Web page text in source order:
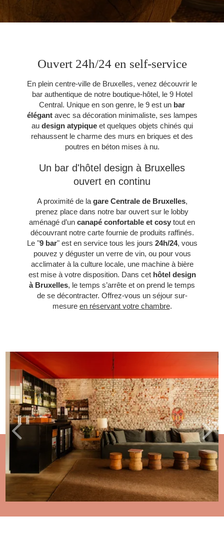
Ouvert 24h/24 en self-service
En plein centre-ville de Bruxelles, venez découvrir le
bar authentique de notre boutique-hôtel, le 9 Hotel
Central. Unique en son genre, le 9 est un bar
élégantavec sa décoration minimaliste, ses lampes
au design atypiqueet quelques objets chinés qui
rehaussent le charme des murs en briques et des
poutres en béton mises à nu.
Un bar d'hôtel design à Bruxelles
ouvert en continu
A proximité de lagare Centrale de Bruxelles,
prenez place dans notre bar ouvert sur le lobby
aménagé d’un canapé confortable et cosy tout en
découvrant notre carte fournie de produits raffinés.
Le "9 bar" est en service tous les jours 24h/24, vous
pouvez y déguster un verre de vin, ou pour vous
acclimater à la culture locale, une machine à bière
est mise à votre disposition. Dans cet hôtel design
à Bruxelles, le temps s’arrête et on prend le temps
de se décontracter. Offrez-vous un séjour sur-
mesure en réservant votre chambre.